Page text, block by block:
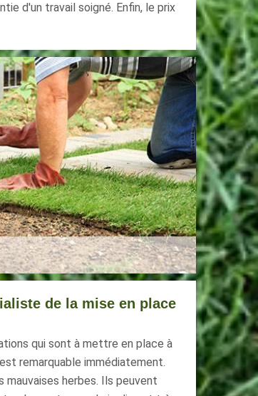
d'un travail soigné. Enfin, le prix
de la mise en place
qui sont à mettre en place à
remarquable immédiatement.
herbes. Ils peuvent